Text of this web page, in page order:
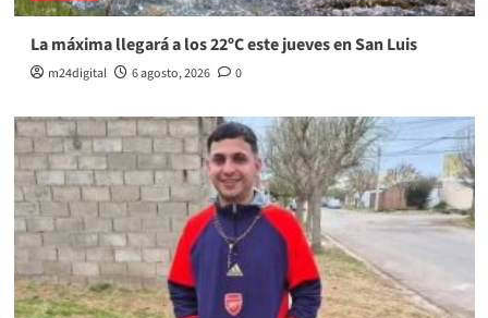
La máxima llegará a los 22ºC este jueves en San Luis
m24digital 6 agosto, 2026 0